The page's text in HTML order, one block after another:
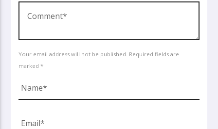
Your email address will not be published. Required fields are
marked *